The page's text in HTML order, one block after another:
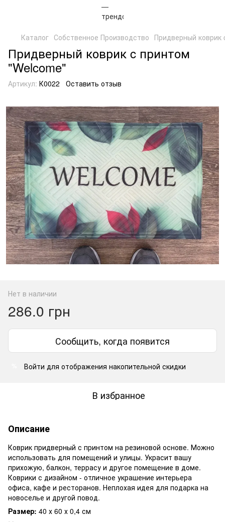
Каталог Собственное Производство Придверный коврик
Придверный коврик c принтом
"Welcome"
Артикул: К0022 Оставить отзыв
Нет в наличии
286.0 грн
Сообщить, когда появится
Войти для отображения накопительной скидки
В избранное
Описание
Коврик придверный с принтом на резиновой основе. Можно
использовать для помещений и улицы. Украсит вашу
прихожую, балкон, террасу и другое помещение в доме.
Коврики с дизайном - отличное украшение интерьера
офиса, кафе и ресторанов. Неплохая идея для подарка на
новоселье и другой повод.
Размер: 40 х 60 х 0,4 см